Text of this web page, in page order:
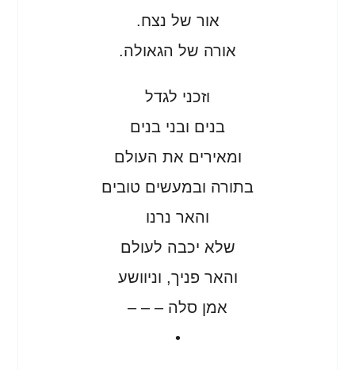
אור של נצח.
אורה של הגאולה.
וזכני לגדל
בנים ובני בנים
ומאירים את העולם
בתורה ובמעשים טובים
והאר נרנו
שלא יכבה לעולם
והאר פניך, וניוושע
אמן סלה – – –
•